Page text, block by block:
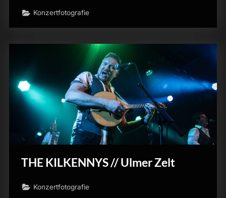
Konzertfotografie
THE KILKENNYS // Ulmer Zelt
Konzertfotografie